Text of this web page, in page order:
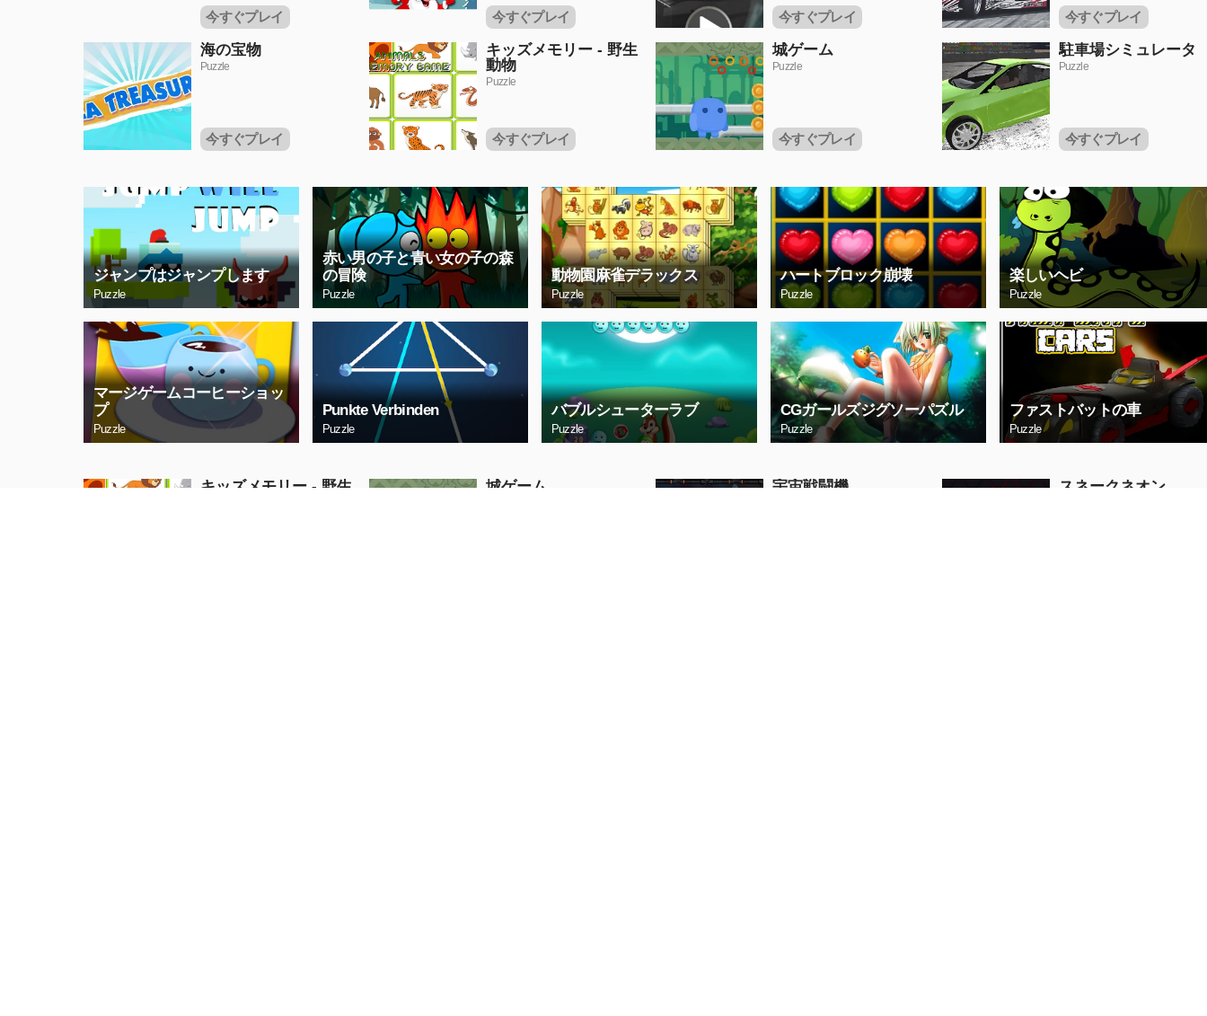
今すぐプレイ 今すぐプレイ 今すぐプレイ 今すぐプレイ
海の宝物
Puzzle
今すぐプレイ
キッズメモリー - 野生
動物
Puzzle
今すぐプレイ
城ゲーム
Puzzle
今すぐプレイ
駐車場シミュレータ
Puzzle
今すぐプレイ
ジャンプはジャンプします
Puzzle
赤い男の子と青い女の子の森
の冒険
Puzzle
動物園麻雀デラックス
Puzzle
ハートブロック崩壊
Puzzle
楽しいヘビ
Puzzle
マージゲームコーヒーショッ
プ
Puzzle
Punkte Verbinden
Puzzle
バブルシューターラブ
Puzzle
CGガールズジグソーパズル
Puzzle
ファストバットの車
Puzzle
キッズメモリー - 野生
城ゲーム 宇宙戦闘機 スネークネオン